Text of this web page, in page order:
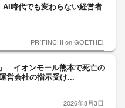
AI時代でも変わらない経営者
PR(FINCHI on GOETHE)
」 イオンモール熊本で死亡の
営会社の指示受け...
2026年8月3日